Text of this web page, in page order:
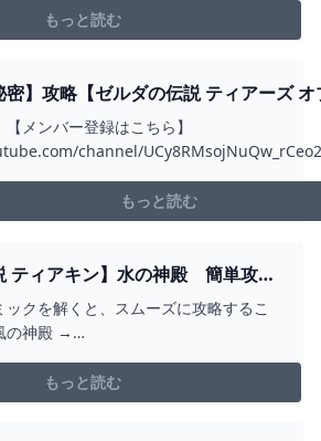
いよこれ 空島だと問答無用で体力増や
ソード抜くのに
もっと読む
密】攻略【ゼルダの伝説 ティアーズ
- YOUTUBE
メンバー登録はこちら】
channel/
もっと読む
ティアキン】水の神殿 簡単攻略
【ゼルダの伝説 ティアーズオブ
ティアキン】【TOTK】【ゼル
クを解くと、スムーズに攻略するこ
の神殿 →
YrM_xY水の神殿 →
雷の神殿 →
もっと読む